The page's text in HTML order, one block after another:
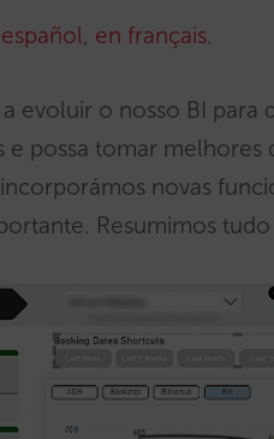
, en français.
evoluir o nosso BI para
e possa tomar melhores
novas
Resumimos tudo